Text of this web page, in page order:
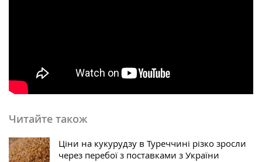
Читайте також
Ціни на кукурудзу в Туреччині різко зросли
через перебої з поставками з України